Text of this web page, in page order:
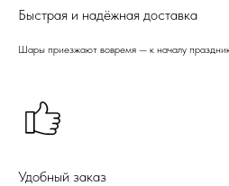
Быстрая и надёжная доставка
Шары приезжают вовремя — к началу
Удобный заказ